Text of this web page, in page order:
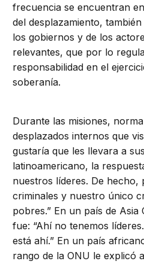
frecuencia se encuentran
del desplazamiento,
los gobiernos y de los
relevantes, que por lo
responsabilidad en el
soberanía.
Durante las misiones,
desplazados internos que
gustaría que les llevara a
latinoamericano, la
nuestros líderes. De hecho,
criminales y nuestro único
pobres.” En un país de
fue: “Ahí no tenemos
está ahí.” En un país
rango de la ONU le explicó